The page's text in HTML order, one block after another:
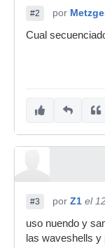
#2 por
Cual
#3 por Z1 el
uso nuendo y
las waveshells y